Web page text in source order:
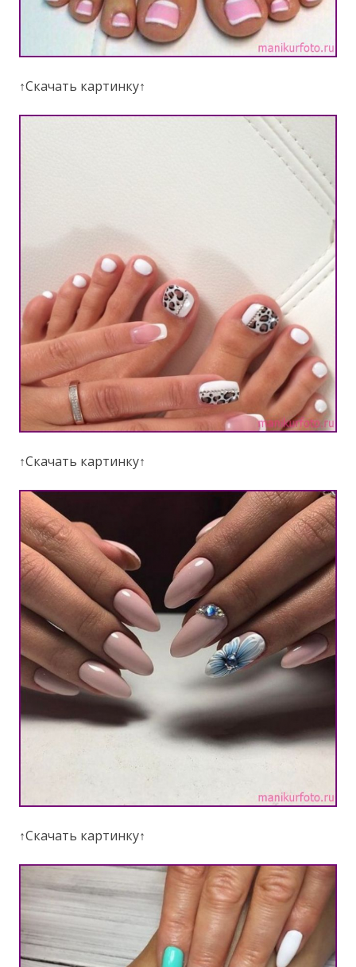
↑Скачать картинку↑
↑Скачать картинку↑
↑Скачать картинку↑